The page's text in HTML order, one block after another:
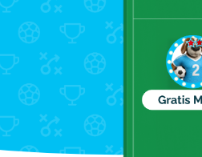
le
Parco